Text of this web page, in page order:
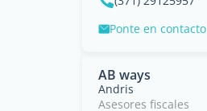
Ponte en contacto
AB ways
Andris
Asesores fiscales